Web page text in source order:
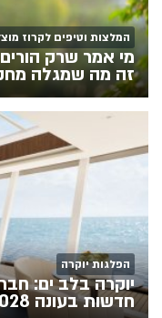
המלצות וטיפים לקרוז
מי אמר שרק
זה מה שמגלה
הפלגות יוקרה
חדשות בעונה 2027-2028